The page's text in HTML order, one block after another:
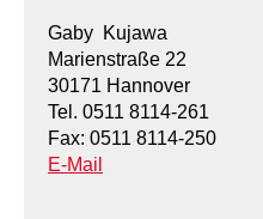
Kindertagesstätte
Krippe Schleswiger
Kindertagesstätte
Kindertagesstätte
Kindertagesstätte
Offene Sprach-
Kindertagesstätte
Familienzentrum
Gaby Kujawa
Marienstraße 22
30171 Hannover
Tel. 0511 8114-261
Fax: 0511 8114-250
E-Mail